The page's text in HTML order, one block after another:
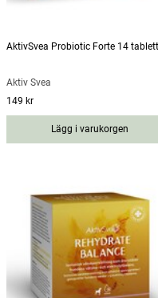
AktivSvea Probiotic Forte 14
Aktiv Svea
Pris:
149 kr
Lägg i varukorgen